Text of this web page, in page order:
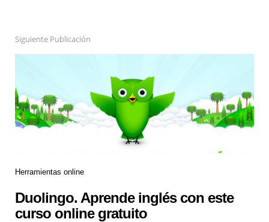
Siguiente Publicación
Herramientas online
Duolingo. Aprende inglés con este
curso online gratuito